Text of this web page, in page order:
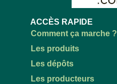
ACCÈS RAPIDE
Comment ça marche ?
Les produits
Les dépôts
Les producteurs